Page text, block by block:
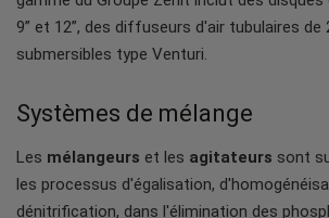
9” et 12”, des diffuseurs d'air tubulaires de
submersibles type Venturi.
Systèmes de mélange
Les mélangeurs et les agitateurs sont
les processus d'égalisation,
dénitrification, dans l'élimination des